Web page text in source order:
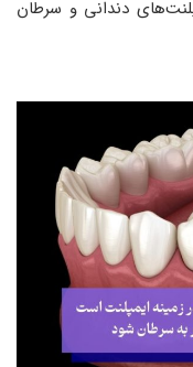
دندانی و سرطان